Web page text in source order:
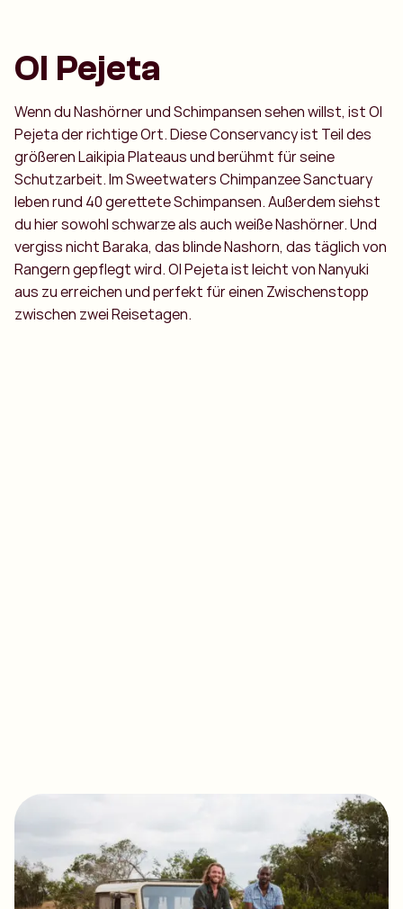
Ol Pejeta
Wenn du Nashörner und Schimpansen sehen willst, ist Ol
Pejeta der richtige Ort. Diese Conservancy ist Teil des
größeren Laikipia Plateaus und berühmt für seine
Schutzarbeit. Im Sweetwaters Chimpanzee Sanctuary
leben rund 40 gerettete Schimpansen. Außerdem siehst
du hier sowohl schwarze als auch weiße Nashörner. Und
vergiss nicht Baraka, das blinde Nashorn, das täglich von
Rangern gepflegt wird. Ol Pejeta ist leicht von Nanyuki
aus zu erreichen und perfekt für einen Zwischenstopp
zwischen zwei Reisetagen.